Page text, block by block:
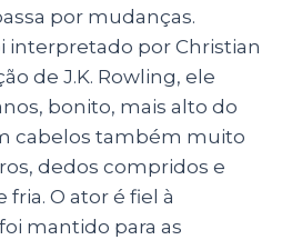
por mudanças.
interpretado por Christian
de J.K. Rowling, ele
bonito, mais alto do
cabelos também muito
dedos compridos e
O ator é fiel à
mantido para as